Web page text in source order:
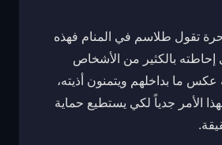
تقول طلاسم في المنام فهذه
بالكثير من الأشخاص
عكس ما بداخلهم ويتمنون أذيته،
الأمر جدياً لكي يستطيع حماية